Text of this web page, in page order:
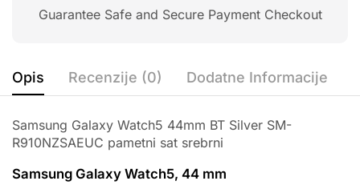
Guarantee Safe and Secure Payment Checkout
Opis Recenzije (0) Dodatne Informacije
Samsung Galaxy Watch5 44mm BT Silver SM-
R910NZSAEUC pametni sat srebrni
Samsung Galaxy Watch5, 44 mm